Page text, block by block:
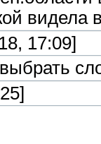
17:09]